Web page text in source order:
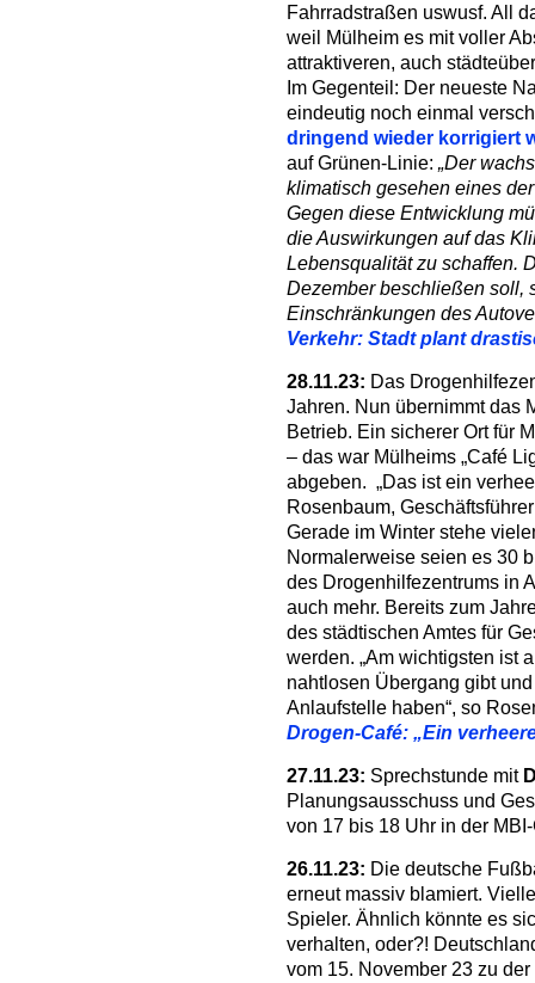
Fahrradstraßen uswusf. All
weil Mülheim es mit voller
attraktiveren, auch
Im Gegenteil: Der neueste
eindeutig noch einmal
dringend wieder korrigiert
auf Grünen-Linie: „Der
klimatisch gesehen eines
Gegen diese Entwicklung
die Auswirkungen auf das
Lebensqualität zu schaffen.
Dezember beschließen soll,
Einschränkungen des
Verkehr: Stadt plant
28.11.23: Das
Jahren. Nun übernimmt das
Betrieb. Ein sicherer Ort für
– das war Mülheims „Café
abgeben. „Das ist ein
Rosenbaum,
Gerade im Winter stehe
Normalerweise seien es 30
des Drogenhilfezentrums in
auch mehr. Bereits zum
des städtischen Amtes für
werden. „Am wichtigsten ist
nahtlosen Übergang gibt
Anlaufstelle haben“, so
Drogen-Café: „Ein
27.11.23: Sprechstunde mit
Planungsausschuss und
von 17 bis 18 Uhr in der
26.11.23: Die deutsche
erneut massiv blamiert.
Spieler. Ähnlich könnte es
verhalten, oder?!
vom 15. November 23 zu